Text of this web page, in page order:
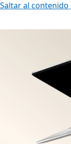
Saltar al